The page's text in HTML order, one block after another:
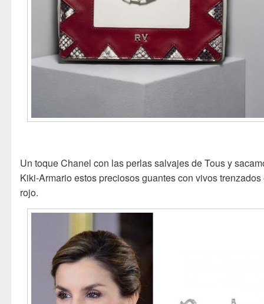
Un toque Chanel con las perlas salvajes de Tous y
Kiki-Armario estos preciosos guantes con vivos trenzados
rojo.